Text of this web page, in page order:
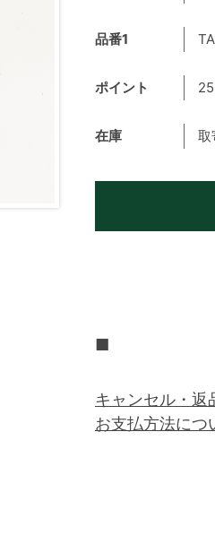
品番1
ポイント
在庫 取
■
キャンセル・返
お支払方法につ